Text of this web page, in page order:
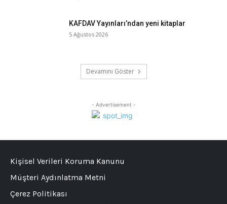
KAFDAV Yayınları’ndan yeni kitaplar
5 Ağustos 2026
Devamını Göster
- Advertisement -
Kişisel Verileri Koruma Kanunu
Müşteri Aydınlatma Metni
Çerez Politikası